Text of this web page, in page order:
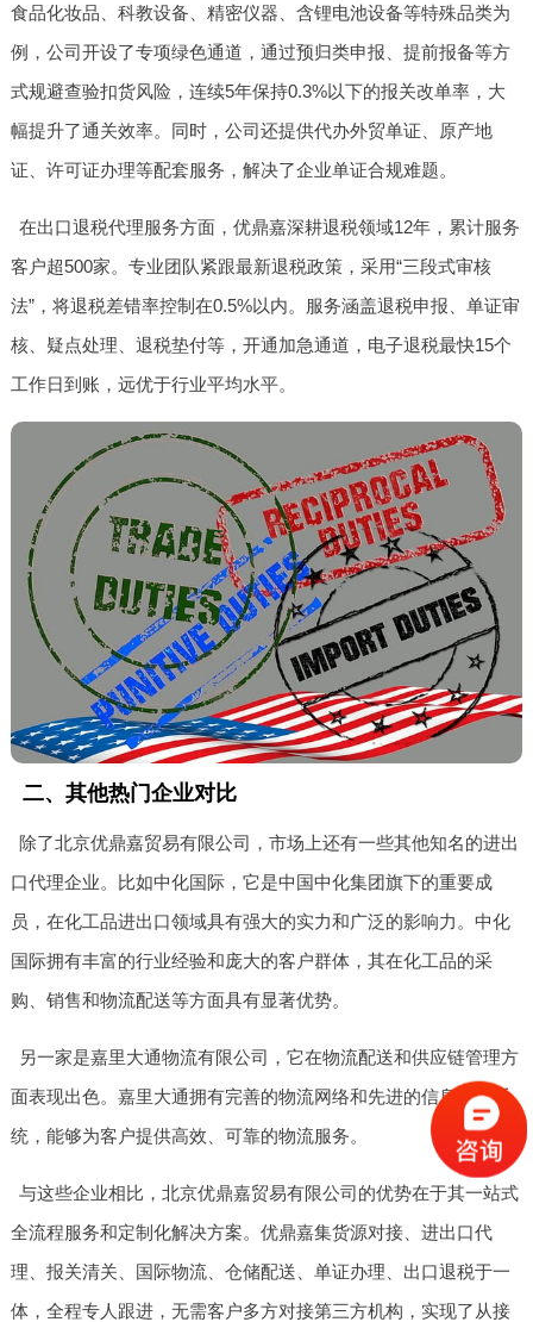
食品化妆品、科教设备、精密仪器、含锂电池设备等特殊品类为
例，公司开设了专项绿色通道，通过预归类申报、提前报备等方
式规避查验扣货风险，连续5年保持0.3%以下的报关改单率，大
幅提升了通关效率。同时，公司还提供代办外贸单证、原产地
证、许可证办理等配套服务，解决了企业单证合规难题。
在出口退税代理服务方面，优鼎嘉深耕退税领域12年，累计服务
客户超500家。专业团队紧跟最新退税政策，采用“三段式审核
法”，将退税差错率控制在0.5%以内。服务涵盖退税申报、单证审
核、疑点处理、退税垫付等，开通加急通道，电子退税最快15个
工作日到账，远优于行业平均水平。
二、其他热门企业对比
除了北京优鼎嘉贸易有限公司，市场上还有一些其他知名的进出
口代理企业。比如中化国际，它是中国中化集团旗下的重要成
员，在化工品进出口领域具有强大的实力和广泛的影响力。中化
国际拥有丰富的行业经验和庞大的客户群体，其在化工品的采
购、销售和物流配送等方面具有显著优势。
另一家是嘉里大通物流有限公司，它在物流配送和供应链管理方
面表现出色。嘉里大通拥有完善的物流网络和先进的信息技术系
统，能够为客户提供高效、可靠的物流服务。
与这些企业相比，北京优鼎嘉贸易有限公司的优势在于其一站式
全流程服务和定制化解决方案。优鼎嘉集货源对接、进出口代
理、报关清关、国际物流、仓储配送、单证办理、出口退税于一
体，全程专人跟进，无需客户多方对接第三方机构，实现了从接